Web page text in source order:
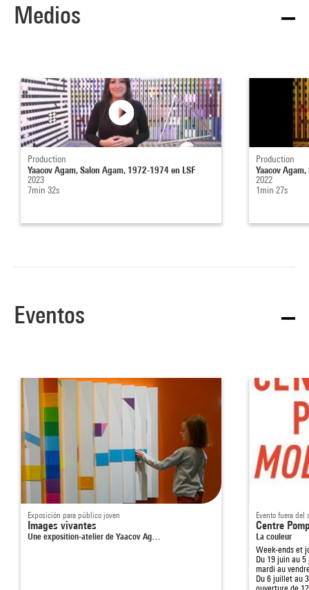
Medios
Production
Yaacov Agam, Salon Agam, 1972-1974 en LSF
2023
7min 32s
Production
Yaacov
2022
1min 27s
Eventos
Exposición para público joven
Images vivantes
Une exposition-atelier de Yaacov Ag…
Evento fuera del
Centre
La couleur
Week-ends et
Du 19 juin au
mardi au
Du 6 juillet au